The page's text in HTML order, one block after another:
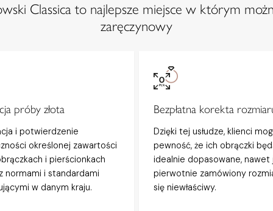
Classica to najlepsze miejsce w którym
zaręczynowy
próby złota
i potwierdzenie
określonej zawartości
i pierścionkach
normami i standardami
w danym kraju.
Bezpłatna korekta
Dzięki tej usłudze, klienci
pewność, że ich obrączki
idealnie dopasowane, nawet
pierwotnie zamówiony
się niewłaściwy.